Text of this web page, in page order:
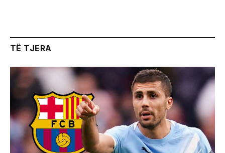
TË TJERA